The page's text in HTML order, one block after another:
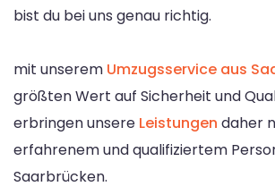
bist du bei uns genau richtig.
mit unserem Umzugsservice aus
größten Wert auf Sicherheit und
erbringen unsere Leistungen daher
erfahrenem und qualifiziertem
Saarbrücken.